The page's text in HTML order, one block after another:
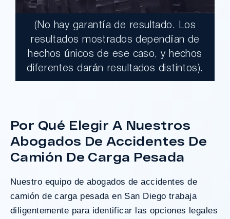
$17,900,000.00
Un jurado declaró al Condado de Los
¿Tengo Un Caso?
(No hay garantía de resultado. Los
resultados mostrados dependían de
hechos únicos de ese caso, y hechos
diferentes darán resultados distintos).
Por Qué Elegir A Nuestros
Abogados De Accidentes De
Camión De Carga Pesada
Nuestro equipo de abogados de accidentes de
camión de carga pesada en San Diego trabaja
diligentemente para identificar las opciones legales